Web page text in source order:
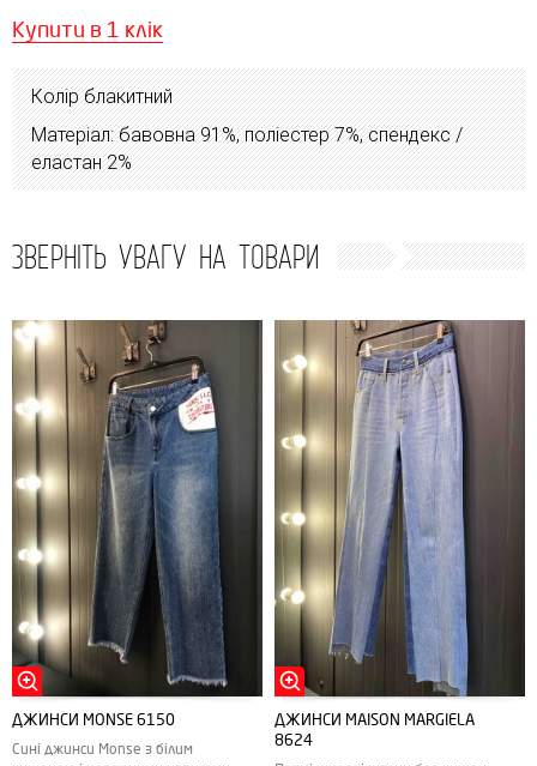
Купити в 1 клік
Колір блакитний
Матеріал: бавовна 91%, поліестер 7%, спендекс /
еластан 2%
ЗВЕРНІТЬ УВАГУ НА ТОВАРИ
ДЖИНСИ MONSE 6150
Сині джинси Monse з білим
ДЖИНСИ MAISON MARGIELA
8624